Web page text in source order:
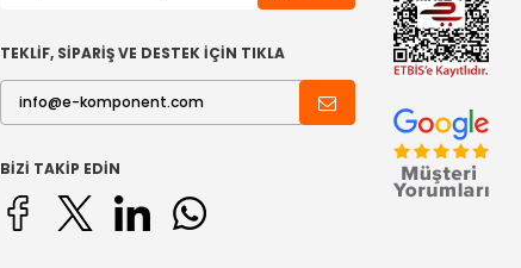
TEKLİF, SİPARİŞ VE DESTEK İÇİN TIKLA
BIZI TAKIP EDIN